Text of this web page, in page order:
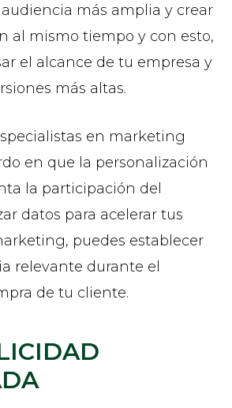
más amplia y crear
al mismo tiempo y con esto,
el alcance de tu empresa y
más altas.
en marketing
en que la personalización
la participación del
datos para acelerar tus
puedes establecer
relevante durante el
de tu cliente.